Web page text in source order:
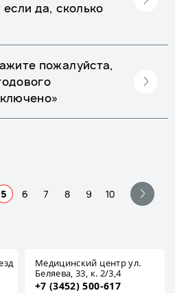
да, сколько
пожалуйста,
5 6 7 8 9 10
Медицинский центр ул.
Беляева, 33, к. 2/3,4
+7 (3452) 500-617